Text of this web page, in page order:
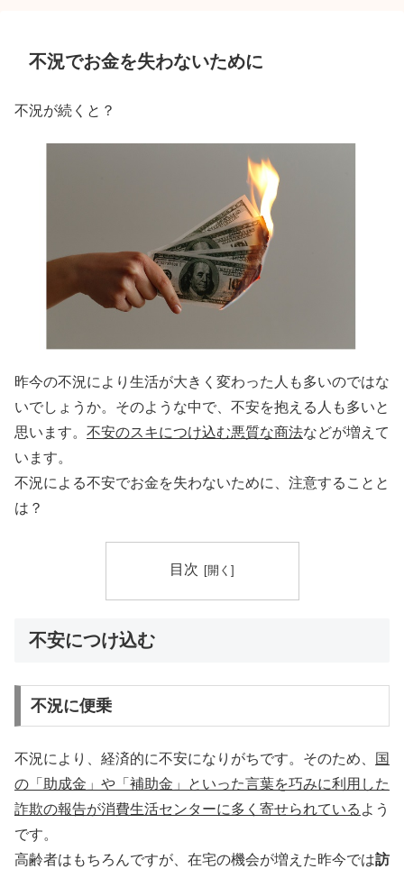
不況でお金を失わないために
不況が続くと？
昨今の不況により生活が大きく変わった人も多いのではな
いでしょうか。そのような中で、不安を抱える人も多いと
思います。 不安のスキにつけ込む悪質な商法などが増えて
います。
不況による不安でお金を失わないために、注意することと
は？
目次
不安につけ込む
不況に便乗
不況により、経済的に不安になりがちです。そのため、
国
の「助成金」や「補助金」といった言葉を巧みに利用した
詐欺の報告が消費生活センターに多く寄せられている よう
です。
高齢者はもちろんですが、在宅の機会が増えた昨今では訪